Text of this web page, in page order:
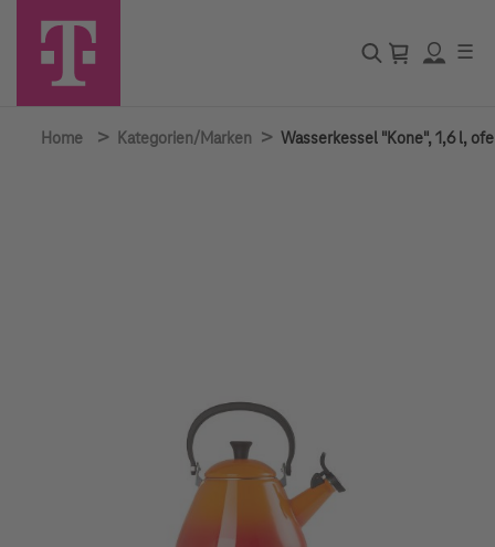
☰
Home > Kategorien/Marken > Wasserkessel "Kone", 1,6 l,